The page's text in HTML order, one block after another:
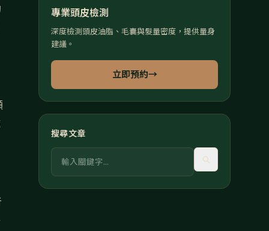
專業頭皮檢測
深度檢測頭皮油脂、毛囊與髮量密度，提供量身
建議。
立即預約→
搜尋文章
關鍵字